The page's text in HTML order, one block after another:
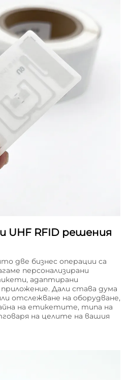
UHF RFID решения
две бизнес операции са
персонализирани
адаптирани
Дали става дума
отслежване на оборудване,
на етикетите, типа на
на целите на вашия